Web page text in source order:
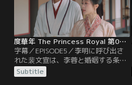
が、気絶した相手はなんと李蓉
度華年 The Princess Royal 第05話／字幕
字幕／EPISODE5／李明に呼び出さ
れた裴文宣は、李蓉と婚姻する条件
として楊泉殺害を命じられる。命じ
られたとおりに楊泉を返り討ちにし
Subtitle